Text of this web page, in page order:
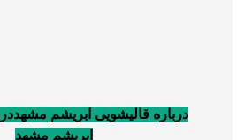
درباره قالیشویی ابریشم مشهد
ابریشم مشهد